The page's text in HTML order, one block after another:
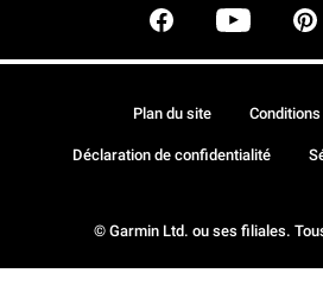
© Garmin Ltd. ou ses filiales.
Plan du site
Déclaration de confidentialité